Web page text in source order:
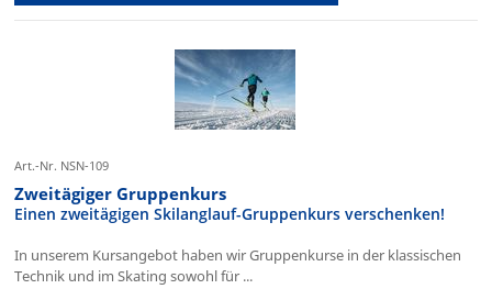
Art.-Nr. NSN-109
Zweitägiger Gruppenkurs
Einen zweitägigen Skilanglauf-Gruppenkurs verschenken!
In unserem Kursangebot haben wir Gruppenkurse in der klassischen
Technik und im Skating sowohl für ...